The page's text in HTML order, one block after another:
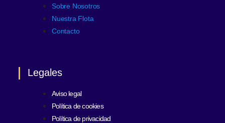
Sobre Nosotros
Nuestra Flota
Contacto
Legales
Aviso legal
Política de cookies
Política de privacidad